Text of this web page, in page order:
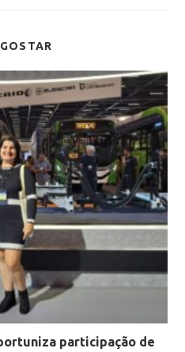
participação de